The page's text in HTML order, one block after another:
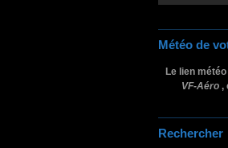
Météo de
Le lien
VF-Aéro ,
Rechercher